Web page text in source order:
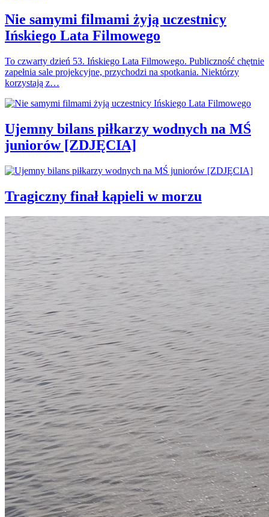
Nie samymi filmami żyją uczestnicy
Ińskiego Lata Filmowego
To czwarty dzień 53. Ińskiego Lata Filmowego. Publiczność chętnie
zapełnia sale projekcyjne, przychodzi na spotkania. Niektórzy
korzystają z…
Ujemny bilans piłkarzy wodnych na MŚ
juniorów [ZDJĘCIA]
Tragiczny finał kąpieli w morzu